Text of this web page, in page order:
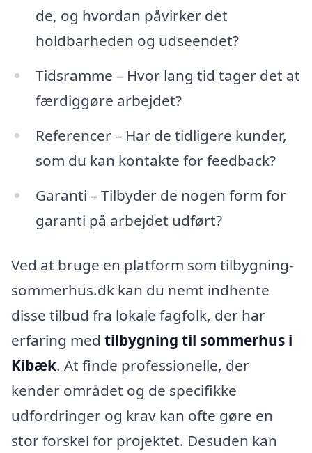
de, og hvordan påvirker det
holdbarheden og udseendet?
Tidsramme – Hvor lang tid tager det at
færdiggøre arbejdet?
Referencer – Har de tidligere kunder,
som du kan kontakte for feedback?
Garanti – Tilbyder de nogen form for
garanti på arbejdet udført?
Ved at bruge en platform som tilbygning-
sommerhus.dk kan du nemt indhente
disse tilbud fra lokale fagfolk, der har
erfaring med tilbygning til sommerhus i
Kibæk. At finde professionelle, der
kender området og de specifikke
udfordringer og krav kan ofte gøre en
stor forskel for projektet. Desuden kan